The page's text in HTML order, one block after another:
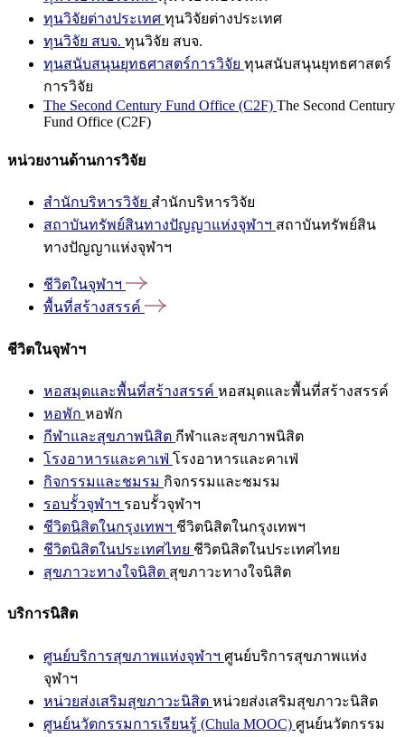
ทุนวิจัยต่างประเทศ ทุนวิจัยต่างประเทศ
ทุนวิจัย สบจ. ทุนวิจัย สบจ.
ทุนสนับสนุนยุทธศาสตร์การวิจัย ทุนสนับสนุนยุทธศาสตร์
การวิจัย
The Second Century Fund Office (C2F) The Second Century
Fund Office (C2F)
หน่วยงานด้านการวิจัย
สำนักบริหารวิจัย สำนักบริหารวิจัย
สถาบันทรัพย์สินทางปัญญาแห่งจุฬาฯ สถาบันทรัพย์สิน
ทางปัญญาแห่งจุฬาฯ
ชีวิตในจุฬาฯ
พื้นที่สร้างสรรค์
ชีวิตในจุฬาฯ
หอสมุดและพื้นที่สร้างสรรค์ หอสมุดและพื้นที่สร้างสรรค์
หอพัก หอพัก
กีฬาและสุขภาพนิสิต กีฬาและสุขภาพนิสิต
โรงอาหารและคาเฟ่ โรงอาหารและคาเฟ่
กิจกรรมและชมรม กิจกรรมและชมรม
รอบรั้วจุฬาฯ รอบรั้วจุฬาฯ
ชีวิตนิสิตในกรุงเทพฯ ชีวิตนิสิตในกรุงเทพฯ
ชีวิตนิสิตในประเทศไทย ชีวิตนิสิตในประเทศไทย
สุขภาวะทางใจนิสิต สุขภาวะทางใจนิสิต
บริการนิสิต
ศูนย์บริการสุขภาพแห่งจุฬาฯ ศูนย์บริการสุขภาพแห่ง
จุฬาฯ
หน่วยส่งเสริมสุขภาวะนิสิต หน่วยส่งเสริมสุขภาวะนิสิต
ศูนย์นวัตกรรมการเรียนรู้ (Chula MOOC) ศูนย์นวัตกรรม